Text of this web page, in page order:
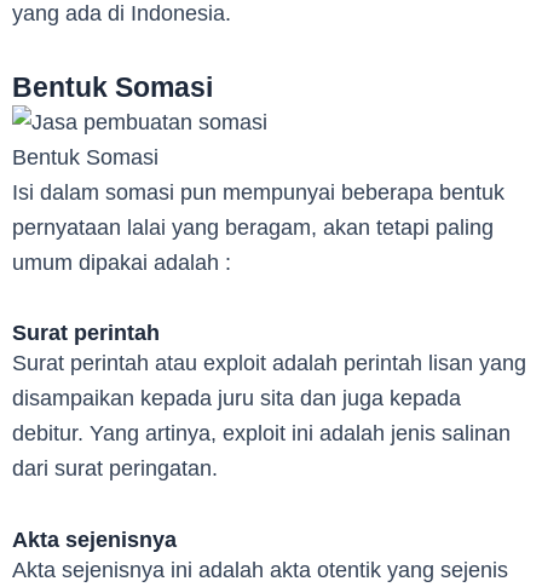
yang ada di Indonesia.
Bentuk Somasi
Bentuk Somasi
Isi dalam somasi pun mempunyai beberapa bentuk
pernyataan lalai yang beragam, akan tetapi paling
umum dipakai adalah :
Surat perintah
Surat perintah atau exploit adalah perintah lisan yang
disampaikan kepada juru sita dan juga kepada
debitur. Yang artinya, exploit ini adalah jenis salinan
dari surat peringatan.
Akta sejenisnya
Akta sejenisnya ini adalah akta otentik yang sejenis